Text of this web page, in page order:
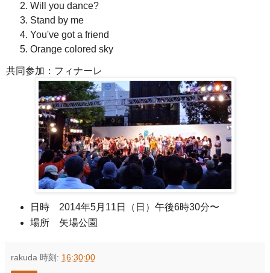
Will you dance?
Stand by me
You've got a friend
Orange colored sky
共同参加：フィナーレ
日時 2014年5月11日（日）午後6時30分〜
場所 矢場公園
rakuda 時刻: 16:30:00